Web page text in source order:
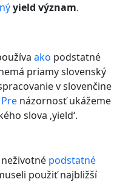
yield význam.
ako podstatné
priamy slovenský
v slovenčine
Pre názornosť ukážeme
slova ‚yield‘.
neživotné podstatné
použiť najbližší